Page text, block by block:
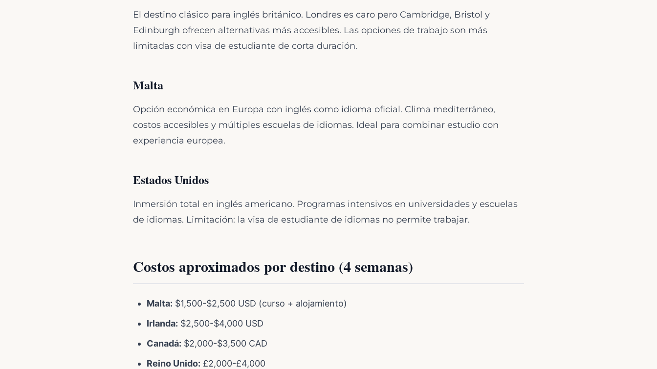
El destino clásico para inglés británico. Londres es caro pero Cambridge, Bristol y
Edinburgh ofrecen alternativas más accesibles. Las opciones de trabajo son más
limitadas con visa de estudiante de corta duración.
Malta
Opción económica en Europa con inglés como idioma oficial. Clima mediterráneo,
costos accesibles y múltiples escuelas de idiomas. Ideal para combinar estudio con
experiencia europea.
Estados Unidos
Inmersión total en inglés americano. Programas intensivos en universidades y escuelas
de idiomas. Limitación: la visa de estudiante de idiomas no permite trabajar.
Costos aproximados por destino (4 semanas)
Malta: $1,500-$2,500 USD (curso + alojamiento)
Irlanda: $2,500-$4,000 USD
Canadá: $2,000-$3,500 CAD
Reino Unido: £2,000-£4,000